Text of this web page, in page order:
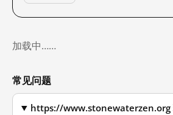
加载中……
常见问题
https://www.stonewaterzen.org